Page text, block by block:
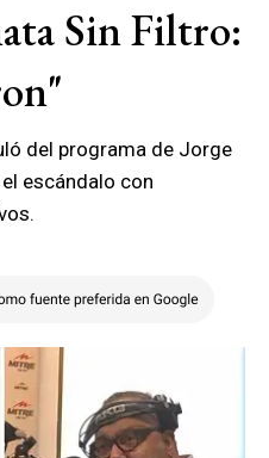
Sin Filtro:
del programa de Jorge
escándalo con